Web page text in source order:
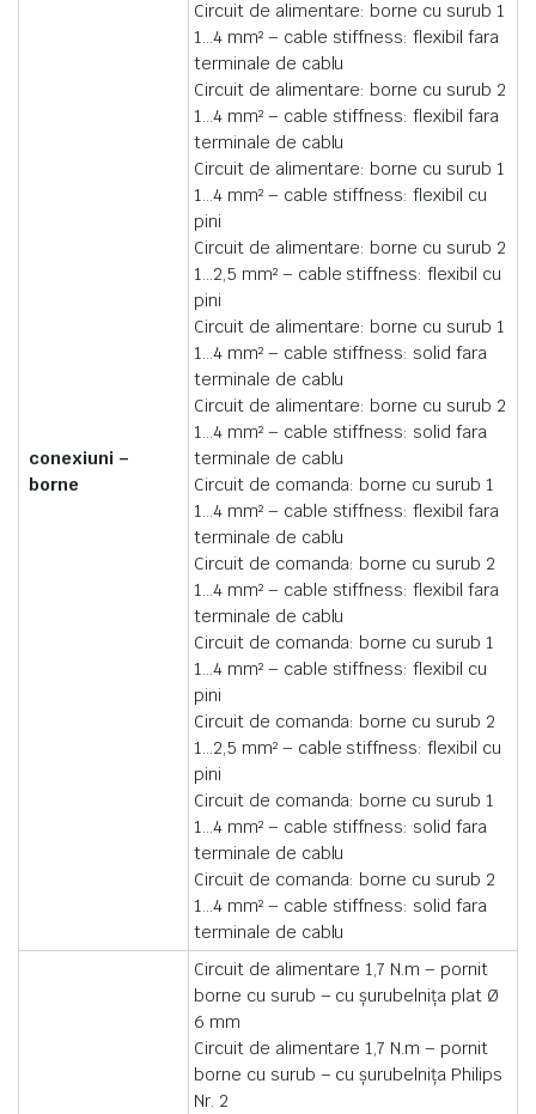
conexiuni –
borne
Circuit de alimentare: borne cu surub 1
1…4 mm² – cable stiffness: flexibil fara
terminale de cablu
Circuit de alimentare: borne cu surub 2
1…4 mm² – cable stiffness: flexibil fara
terminale de cablu
Circuit de alimentare: borne cu surub 1
1…4 mm² – cable stiffness: flexibil cu
pini
Circuit de alimentare: borne cu surub 2
1…2,5 mm² – cable stiffness: flexibil cu
pini
Circuit de alimentare: borne cu surub 1
1…4 mm² – cable stiffness: solid fara
terminale de cablu
Circuit de alimentare: borne cu surub 2
1…4 mm² – cable stiffness: solid fara
terminale de cablu
Circuit de comanda: borne cu surub 1
1…4 mm² – cable stiffness: flexibil fara
terminale de cablu
Circuit de comanda: borne cu surub 2
1…4 mm² – cable stiffness: flexibil fara
terminale de cablu
Circuit de comanda: borne cu surub 1
1…4 mm² – cable stiffness: flexibil cu
pini
Circuit de comanda: borne cu surub 2
1…2,5 mm² – cable stiffness: flexibil cu
pini
Circuit de comanda: borne cu surub 1
1…4 mm² – cable stiffness: solid fara
terminale de cablu
Circuit de comanda: borne cu surub 2
1…4 mm² – cable stiffness: solid fara
terminale de cablu
Circuit de alimentare 1,7 N.m – pornit
borne cu surub – cu şurubelniţa plat Ø
6 mm
Circuit de alimentare 1,7 N.m – pornit
borne cu surub – cu şurubelniţa Philips
Nr. 2